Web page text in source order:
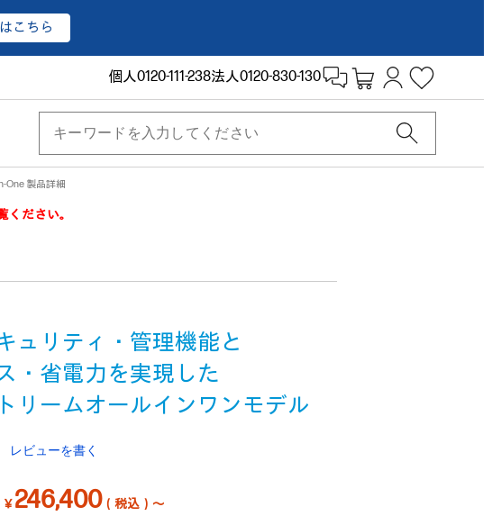
こちら
個人0120-111-238法人0120-830-130
One 製品詳細
ください。
ュリティ・管理機能と
・省電力を実現した
リームオールインワンモデル
レビューを書く
￥246,400（税込）～